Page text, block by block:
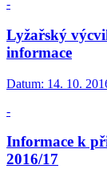
-
Lyžařský
informace
Datum: 14. 10.
-
Informace k
2016/17